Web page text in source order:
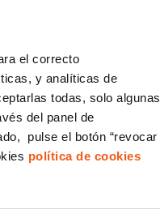
el correcto
y analíticas de
todas, solo algunas
del panel de
pulse el botón “revocar
política de cookies
DENUNCIAS